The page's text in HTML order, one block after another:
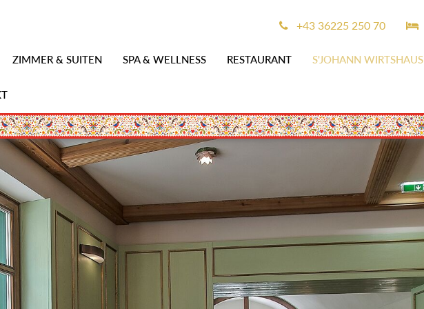
ZIMMER & SUITEN SPA & WELLNESS RESTAURANT S'JOHANN WIRTSHAUS
+43 36225 250 70